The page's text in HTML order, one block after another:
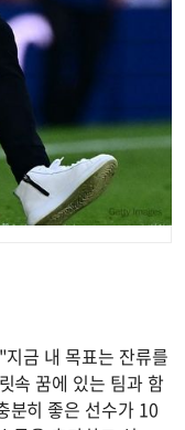
금 내 목표는 잔류를
속 꿈에 있는 팀과 함
분히 좋은 선수가 10